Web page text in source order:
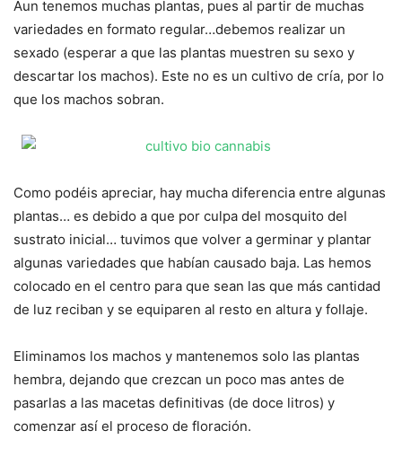
Aun tenemos muchas plantas, pues al partir de muchas
variedades en formato regular…debemos realizar un
sexado (esperar a que las plantas muestren su sexo y
descartar los machos). Este no es un cultivo de cría, por lo
que los machos sobran.
Como podéis apreciar, hay mucha diferencia entre algunas
plantas… es debido a que por culpa del mosquito del
sustrato inicial… tuvimos que volver a germinar y plantar
algunas variedades que habían causado baja. Las hemos
colocado en el centro para que sean las que más cantidad
de luz reciban y se equiparen al resto en altura y follaje.
Eliminamos los machos y mantenemos solo las plantas
hembra, dejando que crezcan un poco mas antes de
pasarlas a las macetas definitivas (de doce litros) y
comenzar así el proceso de floración.